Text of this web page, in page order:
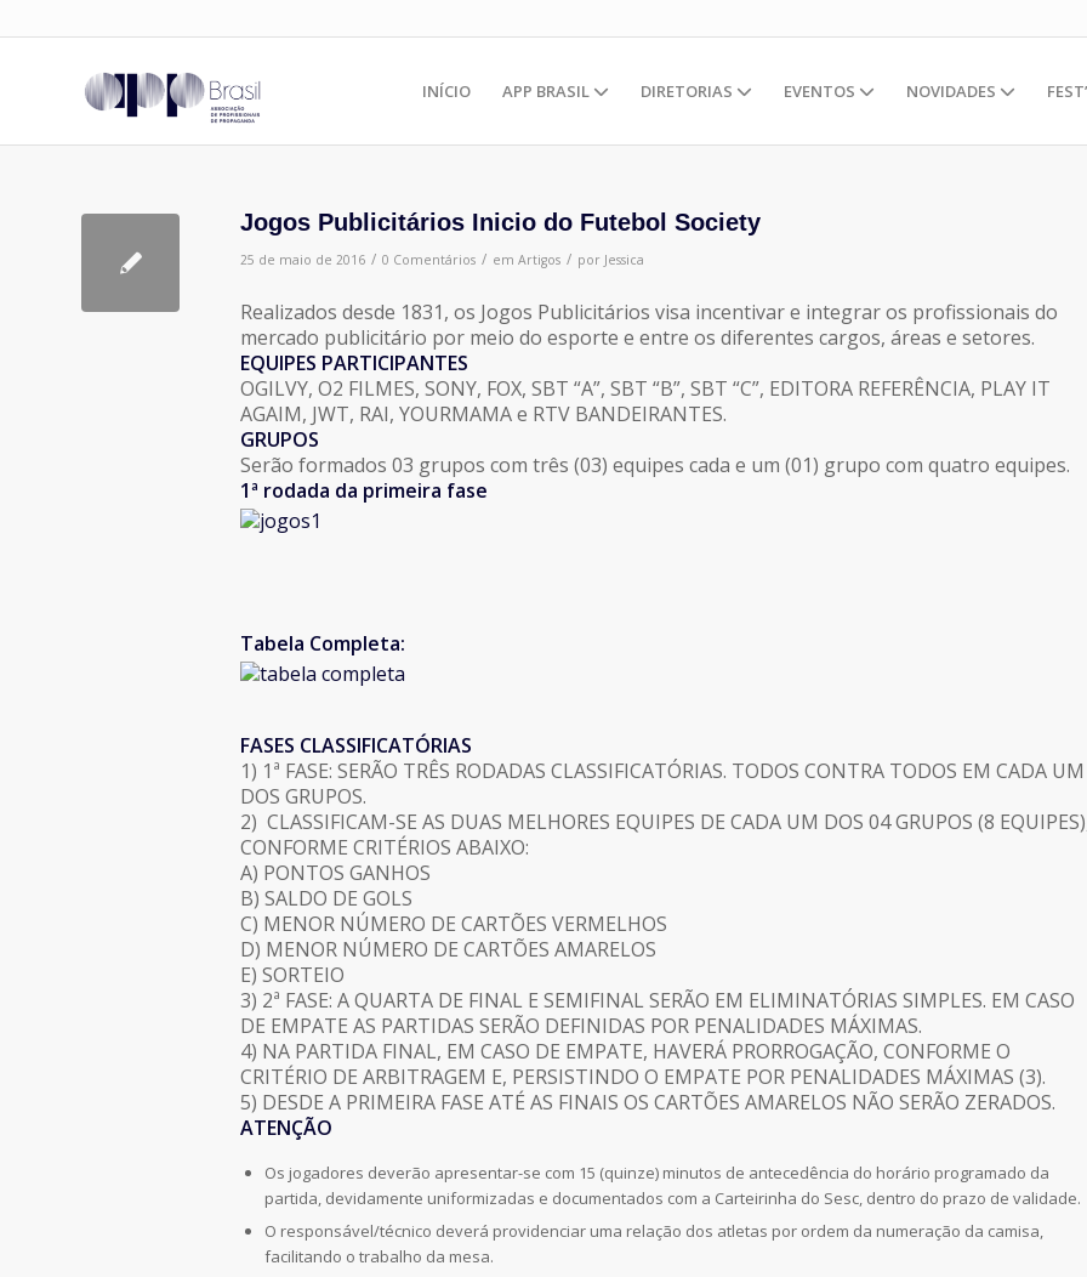
INÍCIO APP BRASIL DIRETORIAS EVENTOS NOVIDADES
Jogos Publicitários Inicio do Futebol Society
25 de maio de 2016 / 0 Comentários / em Artigos / por Jessica
Realizados desde 1831, os Jogos Publicitários visa incentivar e integrar os profissionais do
mercado publicitário por meio do esporte e entre os diferentes cargos, áreas e setores.
EQUIPES PARTICIPANTES
OGILVY, O2 FILMES, SONY, FOX, SBT “A”, SBT “B”, SBT “C”, EDITORA REFERÊNCIA, PLAY IT
AGAIM, JWT, RAI, YOURMAMA e RTV BANDEIRANTES.
GRUPOS
Serão formados 03 grupos com três (03) equipes cada e um (01) grupo com quatro equipes.
1ª rodada da primeira fase
Tabela Completa:
FASES CLASSIFICATÓRIAS
1) 1ª FASE: SERÃO TRÊS RODADAS CLASSIFICATÓRIAS. TODOS CONTRA TODOS EM CADA UM
DOS GRUPOS.
2) CLASSIFICAM-SE AS DUAS MELHORES EQUIPES DE CADA UM DOS 04 GRUPOS (8
CONFORME CRITÉRIOS ABAIXO:
A) PONTOS GANHOS
B) SALDO DE GOLS
C) MENOR NÚMERO DE CARTÕES VERMELHOS
D) MENOR NÚMERO DE CARTÕES AMARELOS
E) SORTEIO
3) 2ª FASE: A QUARTA DE FINAL E SEMIFINAL SERÃO EM ELIMINATÓRIAS SIMPLES. EM CASO
DE EMPATE AS PARTIDAS SERÃO DEFINIDAS POR PENALIDADES MÁXIMAS.
4) NA PARTIDA FINAL, EM CASO DE EMPATE, HAVERÁ PRORROGAÇÃO, CONFORME O
CRITÉRIO DE ARBITRAGEM E, PERSISTINDO O EMPATE POR PENALIDADES MÁXIMAS (3).
5) DESDE A PRIMEIRA FASE ATÉ AS FINAIS OS CARTÕES AMARELOS NÃO SERÃO ZERADOS.
ATENÇÃO
Os jogadores deverão apresentar-se com 15 (quinze) minutos de antecedência do horário programado da
partida, devidamente uniformizadas e documentados com a Carteirinha do Sesc, dentro do prazo de validade.
O responsável/técnico deverá providenciar uma relação dos atletas por ordem da numeração da camisa,
facilitando o trabalho da mesa.